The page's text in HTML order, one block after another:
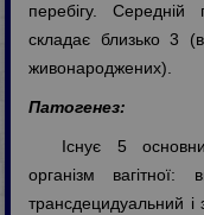
перебігу.
складає близько 3
живонароджених).
Патогенез:
Існує 5
організм вагітної:
трансдецидуальний і